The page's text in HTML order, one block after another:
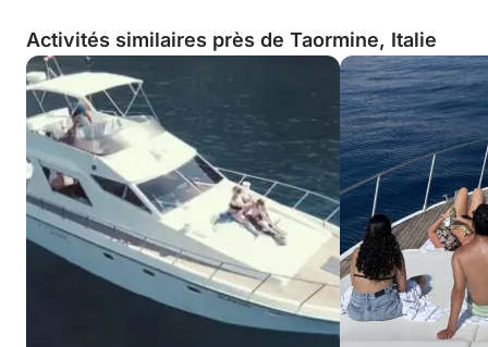
Activités similaires près de Taormine, Italie